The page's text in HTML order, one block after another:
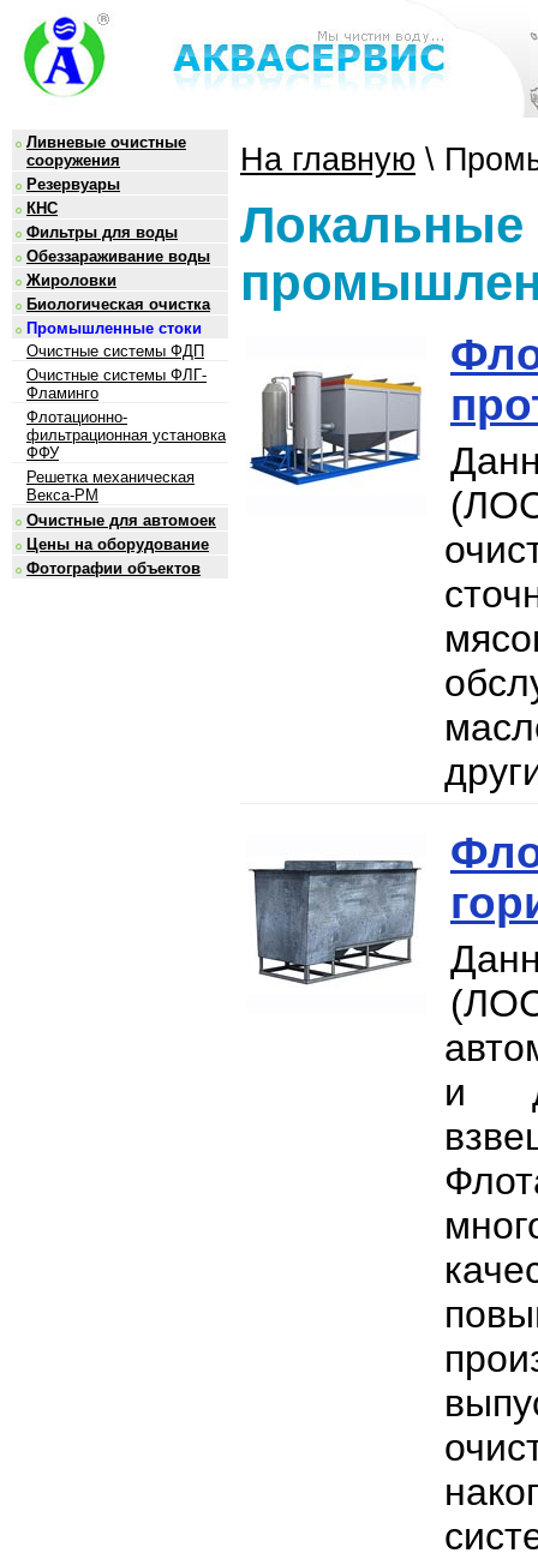
Ливневые очистные
сооружения
Резервуары
КНС
Фильтры для воды
Обеззараживание воды
Жироловки
Биологическая очистка
Промышленные стоки
Очистные системы ФДП
Очистные системы ФЛГ-
Фламинго
Флотационно-
фильтрационная установка
ФФУ
Решетка механическая
Векса-РМ
Очистные для автомоек
Цены на оборудование
Фотографии объектов
На главную \
Локальные
и